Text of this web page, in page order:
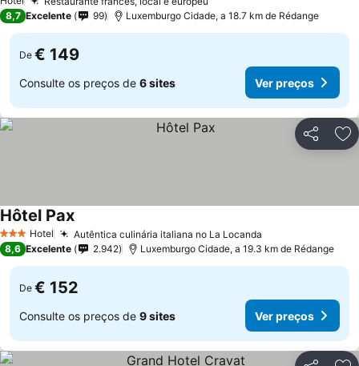
8,7 Excelente 99 Luxemburgo Cidade, a 18.7 km de Rédange
De € 149
Consulte os preços de 6 sites Ver preços
Partilhar
3 EstrelasHotel Autêntica culinária italiana no La Locanda
Hôtel PaxVer preços
8,6 Excelente 2.942 Luxemburgo Cidade, a 19.3 km de Rédange
De € 152
Consulte os preços de 9 sites Ver preços